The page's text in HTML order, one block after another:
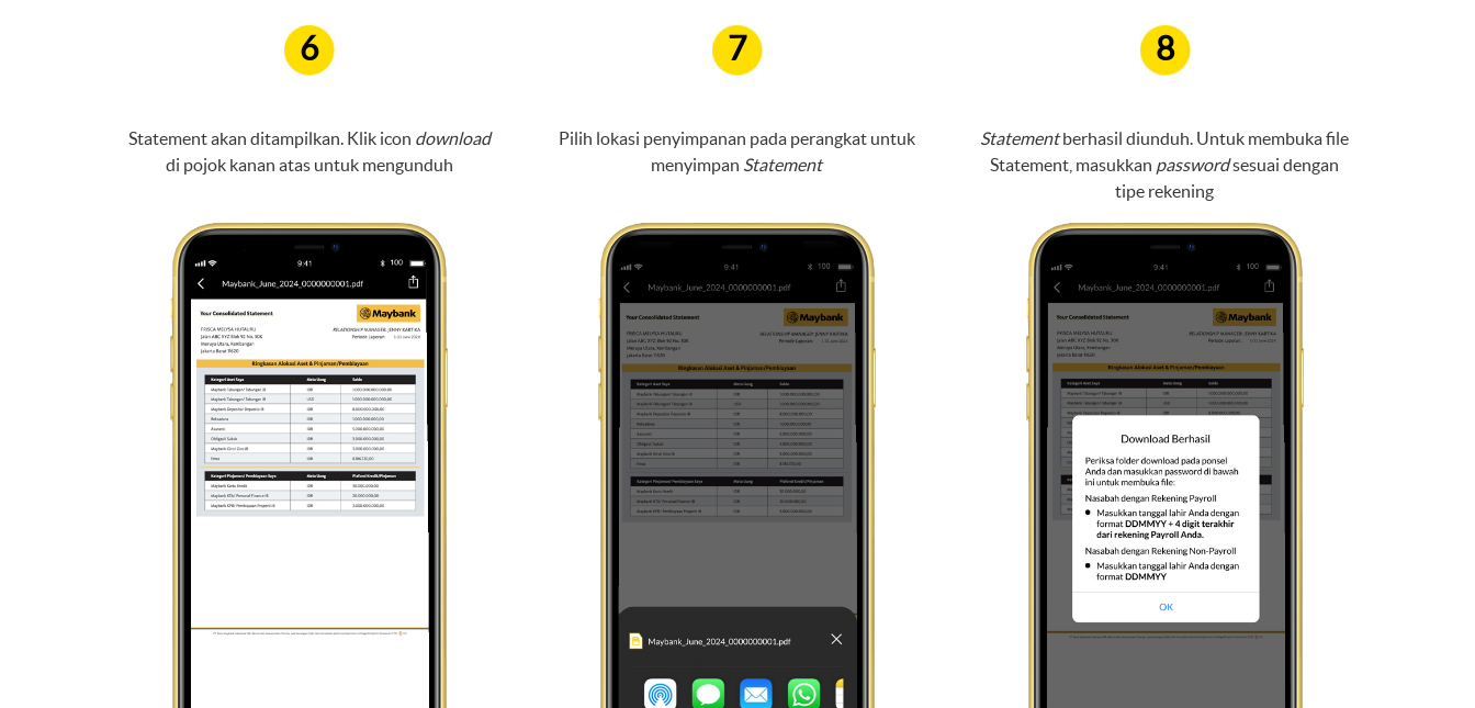
6
Statement akan ditampilkan. Klik icon download
di pojok kanan atas untuk mengunduh
7
Pilih lokasi penyimpanan pada perangkat untuk
menyimpan Statement
8
Statementberhasil diunduh. Untuk membuka file
Statement, masukkan passwordsesuai dengan
tipe rekening